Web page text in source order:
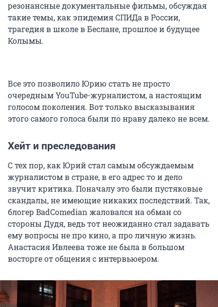
резонансные документальные фильмы, обсуждая
такие темы, как эпидемия СПИДа в России,
трагедия в школе в Беслане, прошлое и будущее
Колымы.
Все это позволило Юрию стать не просто
очередным YouTube-журналистом, а настоящим
голосом поколения. Вот только высказывания
этого самого голоса были по нраву далеко не всем.
Хейт и преследования
С тех пор, как Юрий стал самым обсуждаемым
журналистом в стране, в его адрес то и дело
звучит критика. Поначалу это были пустяковые
скандалы, не имеющие никаких последствий. Так,
блогер BadComedian жаловался на обман со
стороны Дудя, ведь тот неожиданно стал задавать
ему вопросы не про кино, а про личную жизнь.
Анастасия Ивлеева тоже не была в большом
восторге от общения с интервьюером.